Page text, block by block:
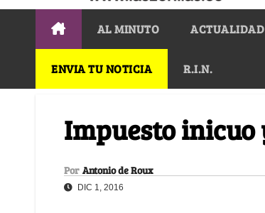
AL MINUTO ACTUALIDAD
ENVIA TU NOTICIA R.I.N.
Impuesto
Por Antonio de Roux
DIC 1, 2016